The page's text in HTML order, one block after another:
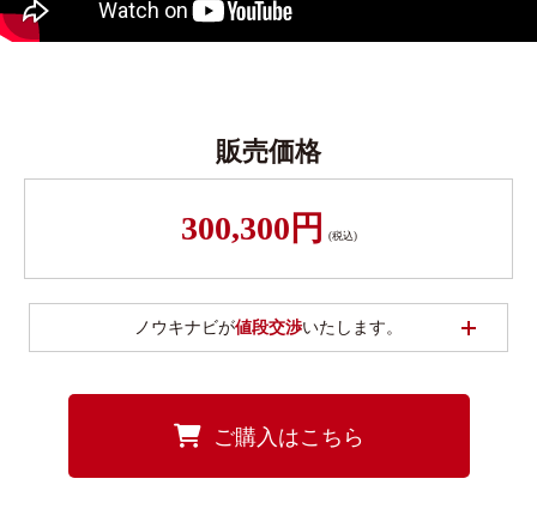
販売価格
300,300円 (税込)
ノウキナビが値段交渉いたします。
ご購入はこちら